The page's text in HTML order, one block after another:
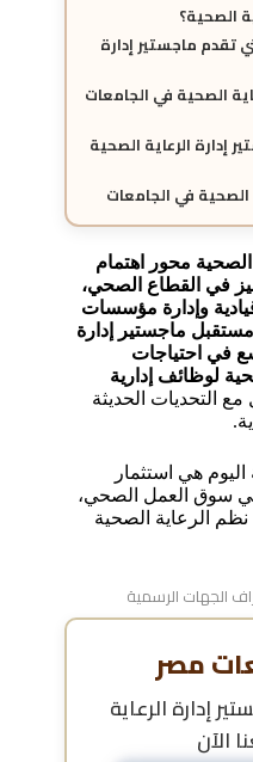
الصحية؟
تقدم ماجستير إدارة
الصحية في الجامعات
إدارة الرعاية الصحية
الصحية في الجامعات
المستشفيات؟
الصحية عن بعد في
الصحية في مصر
معتمدة دوليًا؟
الصحية في
الصحية في
إدارة الرعاية
محور اهتمام
في القطاع الصحي،
وإدارة مؤسسات
مستقبل ماجستير إدارة
في احتياجات
لوظائف إدارية
التحديات الحديثة
هي استثمار
سوق العمل الصحي،
الرعاية الصحية
الجهات الرسمية
مصر
إدارة الرعاية
الآن